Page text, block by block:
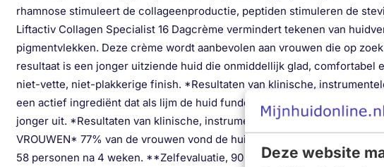
Deze website
rhamnose stimuleert de collageenproductie, peptiden stimuleren de
Liftactiv Collagen Specialist 16 Dagcrème vermindert tekenen van
pigmentvlekken. Deze crème wordt aanbevolen aan vrouwen die op
resultaat is een jonger uitziende huid die onmiddellijk glad,
niet-vette, niet-plakkerige finish. *Resultaten van klinische,
een actief ingrediënt dat als lijm de huid fundeert. Het serum blaast de
jonger uit. *Resultaten van klinische, instrumentele en
VROUWEN* 77% van de vrouwen vond de huid steviger voelen**
58 personen na 4 weken. **Zelfevaluatie, 90 vrouwen na 8 weken.